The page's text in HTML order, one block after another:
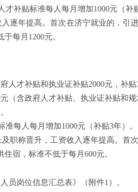
补贴标准每人每月增加1000元（补
逐年提高。首次在济宁就业的，引
于每月 1200元。
人才补贴和执业证补贴2000元，补贴
元（含政府人才补贴、执业证补贴和规
每人每月增加1000元（补贴3年）。
职称晋升，工资收入逐年提高。首
住宿，标准不低于每月 600元。
员岗位信息汇总表》（附件1）。